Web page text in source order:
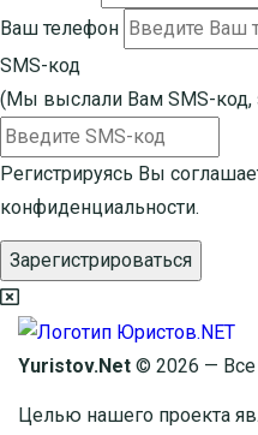
Ваш телефон
SMS-код
(Мы выслали Вам SMS-код,
Регистрируясь Вы
конфиденциальности.
Зарегистрироваться
Yuristov.Net © 2026 —
Целью нашего проекта